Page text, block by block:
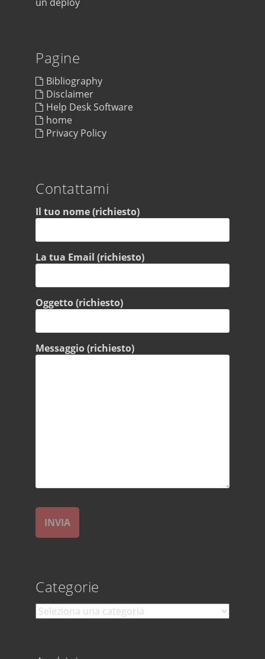
Pagine
Bibliography
Disclaimer
Help Desk Software
home
Privacy Policy
Contattami
Il tuo nome (richiesto)
La tua Email (richiesto)
Oggetto (richiesto)
Messaggio (richiesto)
Categorie
Categorie